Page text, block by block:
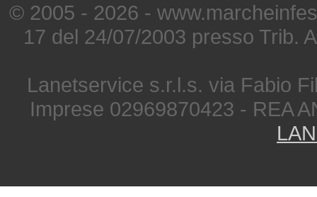
© 2005 - 2026 -
17 del 24/07/2003 presso Trib.
Lanetservice s.r.l.s. via Fabio
Imprese 02969870423 - REA